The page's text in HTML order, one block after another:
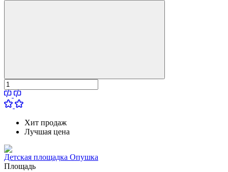
Хит продаж
Лучшая цена
Детская площадка Опушка
Площадь